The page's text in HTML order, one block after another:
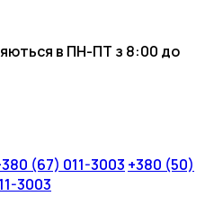
в ПН-ПТ з 8:00 до
(67) 011-3003 +380 (50)
3003